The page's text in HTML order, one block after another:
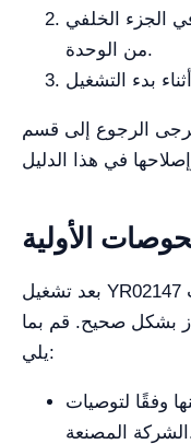
الجزء الخلفي
من الوحدة.
الرجوع إلى قسم
الأولية
بعد تشغيل YR02147 بنجاح، تعتبر المعايرة والفحوصات
بشكل صحيح. قم بما
يلي:
وفقًا لتوصيات